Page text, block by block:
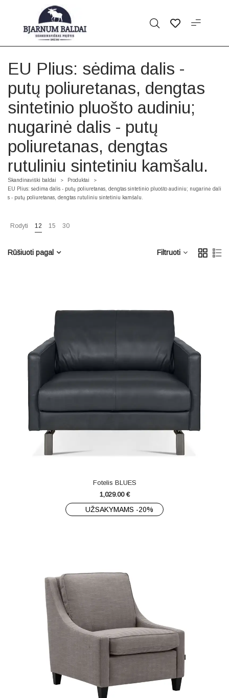
EU Plius: sėdima dalis -
putų poliuretanas, dengtas
sintetinio pluošto audiniu;
nugarinė dalis - putų
poliuretanas, dengtas
rutuliniu sintetiniu kamšalu.
Skandinaviški baldai > Produktai >
EU Plius: sėdima dalis - putų poliuretanas, dengtas sintetinio pluošto audiniu; nugarinė dali
s - putų poliuretanas, dengtas rutuliniu sintetiniu kamšalu.
Rodyti 12 15 30
Filtruoti
Rūšiuoti pagal
Fotelis BLUES
1,029.00 €
UŽSAKYMAMS -20%